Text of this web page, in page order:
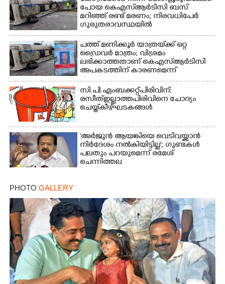
പോയ കെഎസ്‌ആർടിസി ബസ്
മറിഞ്ഞ് രണ്ട് മരണം; നിരവധിപേർ
ഗുരുതരാവസ്ഥയിൽ
പത്ത് മണിക്കൂർ യാത്രയ്‌ക്ക് ഒറ്റ
ഡ്രൈവർ മാത്രം; വിശ്രമം
ലഭിക്കാത്തതാണ് കെഎസ്‌ആർടിസി
അപകടത്തിന് കാരണമെന്ന്
വിമർശനം
സി.പി.എം ബക്കറ്റ് പിരിവിന്:
രസീത് ഇല്ലാത്ത പിരിവിനെ ചോദ്യം
ചെയ്ത് കീഴ്ഘടകങ്ങൾ
'അർജുൻ ആയങ്കിയെ വെടിവയ്ക്കാൻ
നിർദേശം നൽകിയിട്ടില്ല'; ഗുണ്ടകൾ
പലതും പറയുമെന്ന് രമേശ്
ചെന്നിത്തല
PHOTO GALLERY